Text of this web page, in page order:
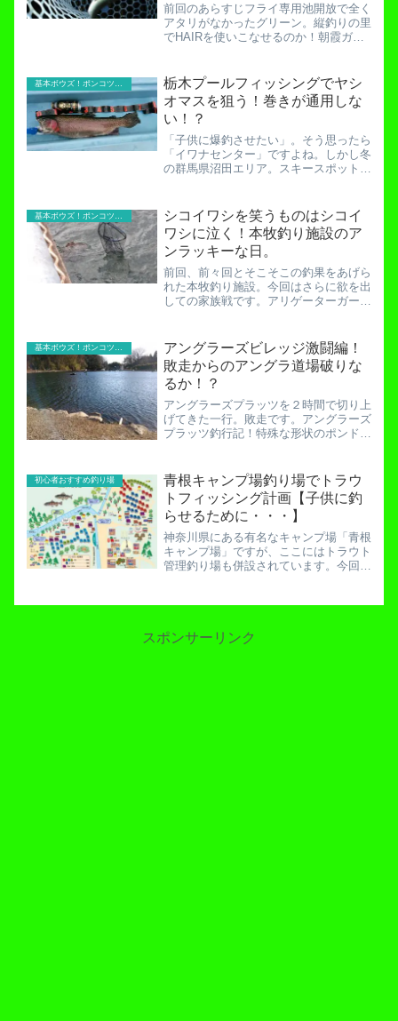
前回のあらすじフライ専用池開放で全く
アタリがなかったグリーン。縦釣りの里
でHAIRを使いこなせるのか！朝霞ガー
るのか！？HAIRでの一匹のみで後半を
迎えます。時刻は午後６時...
栃木プールフィッシングでヤシ
オマスを狙う！巻きが通用しな
い！？
「子供に爆釣させたい」。そう思ったら
「イワナセンター」ですよね。しかし冬
の群馬県沼田エリア。スキースポットで
には侵入不可。もはや結界です。子供に
一度イワナセンターで爆釣...
シコイワシを笑うものはシコイ
ワシに泣く！本牧釣り施設のア
ンラッキーな日。
前回、前々回とそこそこの釣果をあげら
れた本牧釣り施設。今回はさらに欲を出
しての家族戦です。アリゲーターガーM
シだけは間違いなく爆釣だろうという安
心感。秋から冬にかけての...
基本ボウズ！ポンコツ実践記
アングラーズビレッジ激闘編！
敗走からのアングラ道場破りな
るか！？
アングラーズプラッツを２時間で切り上
げてきた一行。敗走です。アングラーズ
プラッツ釣行記！特殊な形状のポンドで
ように思われますが違います。なんと、
最初から２時間券を購入し...
初心者おすすめ釣り場
青根キャンプ場釣り場でトラウ
トフィッシング計画【子供に釣
らせるために・・・】
神奈川県にある有名なキャンプ場「青根
キャンプ場」ですが、ここにはトラウト
管理釣り場も併設されています。今回４
は外せません。他の家族の方もトラウト
スポンサーリンク